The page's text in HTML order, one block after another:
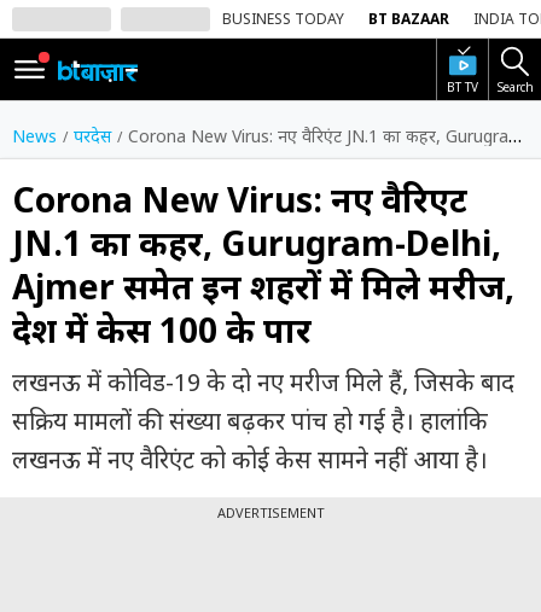
BUSINESS TODAY BT BAZAAR INDIA
BT TV Search
SIGN
IN
Dark
Mode
होम
शेयर
बाज़ार
वीडियो
ट्रेंडिंग
बिजनेस
News परदेस Corona New Virus: नए वैरिएंट JN.1 का कहर, Gurugram-Delhi, Ajmer समेत इन शहरों में मिले मरीज, देश में केस 100 के पार
Corona New Virus: नए वैरिएंट
JN.1 का कहर, Gurugram-Delhi,
Ajmer समेत इन शहरों में मिले मरीज,
देश में केस 100 के पार
लखनऊ में कोविड-19 के दो नए मरीज मिले हैं, जिसके बाद
सक्रिय मामलों की संख्या बढ़कर पांच हो गई है। हालांकि
लखनऊ में नए वैरिएंट को कोई केस सामने नहीं आया है।
ADVERTISEMENT